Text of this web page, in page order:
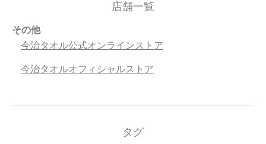
店舗一覧
その他
今治タオル公式オンラインストア
今治タオルオフィシャルストア
タグ